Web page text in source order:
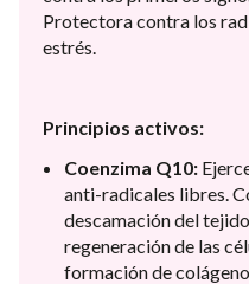
Protectora contra los
estrés.
Principios activos:
Coenzima Q10:
anti-radicales libres.
descamación del
regeneración de las
formación de colágeno.